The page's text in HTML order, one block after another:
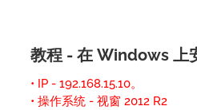
教程 - 在 Windows 上
• IP - 192.168.15.10。
• 操作系统 - 视窗 2012 R2